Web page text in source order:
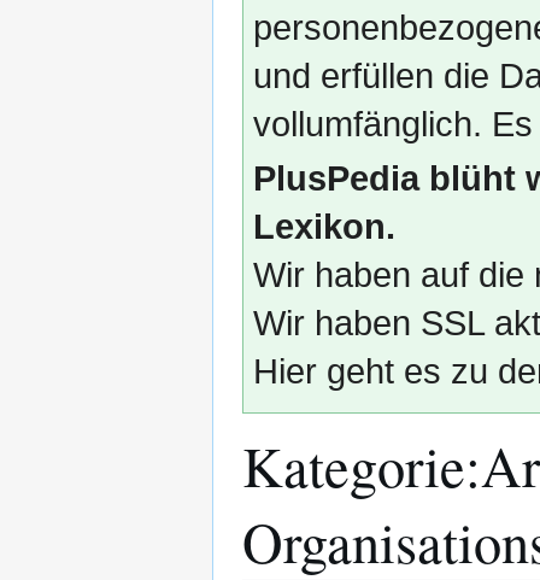
und erfüllen die
vollumfänglich.
PlusPedia blüht
Lexikon.
Wir haben auf die
Wir haben SSL
Hier geht es zu
Kategorie: